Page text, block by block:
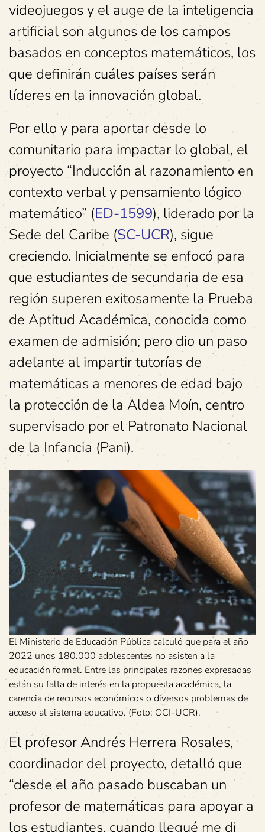
videojuegos y el auge de la inteligencia
artificial son algunos de los campos
basados en conceptos matemáticos, los
que definirán cuáles países serán
líderes en la innovación global.
Por ello y para aportar desde lo
comunitario para impactar lo global, el
proyecto “Inducción al razonamiento en
contexto verbal y pensamiento lógico
matemático” (ED-1599), liderado por la
Sede del Caribe (SC-UCR), sigue
creciendo. Inicialmente se enfocó para
que estudiantes de secundaria de esa
región superen exitosamente la Prueba
de Aptitud Académica, conocida como
examen de admisión; pero dio un paso
adelante al impartir tutorías de
matemáticas a menores de edad bajo
la protección de la Aldea Moín, centro
supervisado por el Patronato Nacional
de la Infancia (Pani).
El Ministerio de Educación Pública calculó que para el año
2022 unos 180.000 adolescentes no asisten a la
educación formal. Entre las principales razones expresadas
están su falta de interés en la propuesta académica, la
carencia de recursos económicos o diversos problemas de
acceso al sistema educativo. (Foto: OCI-UCR).
El profesor Andrés Herrera Rosales,
coordinador del proyecto, detalló que
“desde el año pasado buscaban un
profesor de matemáticas para apoyar a
los estudiantes, cuando llegué me di